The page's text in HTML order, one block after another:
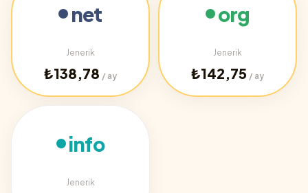
net
Jenerik
₺138,78 / ay
org
Jenerik
₺142,75 / ay
info
Jenerik